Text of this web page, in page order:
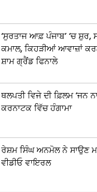
‘ਸੁਰਤਾਜ ਆਫ਼ ਪੰਜਾਬ’ ‘ਚ ਸ਼ੁਰ,
ਕਮਾਲ, ਕਿਹੜੀਆਂ ਆਵਾਜ਼ਾਂ
ਸ਼ਾਮ ਗ੍ਰੈਂਡ ਫਿਨਾਲੇ
ਥਲਪਤੀ ਵਿਜੇ ਦੀ ਫ਼ਿਲਮ ‘ਜਨ
ਕਰਨਾਟਕ ਵਿੱਚ ਹੰਗਾਮਾ
ਰੇਸ਼ਮ ਸਿੰਘ ਅਨਮੋਲ ਨੇ ਸਾਉਣ
ਵੀਡੀਓ ਵਾਇਰਲ